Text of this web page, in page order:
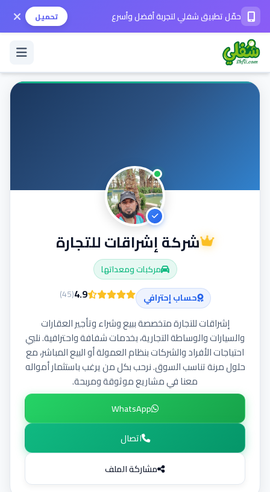
حمّل تطبيق شفلي لتجربة أفضل وأسرع تحميل
حمّل التطبيق
تواصل معنا
إضافة إعلان
شركة إشراقات للتجارة
مركبات ومعداتها
حساب إحترافي
4.9
(
45
)
إشراقات للتجارة متخصصة ببيع وشراء وتأجير العقارات
والسيارات والوساطة التجارية، بخدمات شفافة واحترافية. نلبي
احتياجات الأفراد والشركات بنظام العمولة أو البيع المباشر، مع
حلول مرنة تناسب السوق. نرحب بكل من يرغب باستثمار أمواله
معنا في مشاريع موثوقة ومربحة.
WhatsApp
اتصال
مشاركة الملف